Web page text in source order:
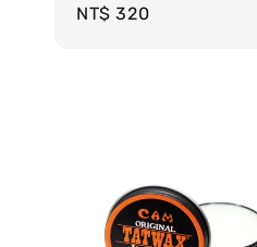
Regular
NT$ 320